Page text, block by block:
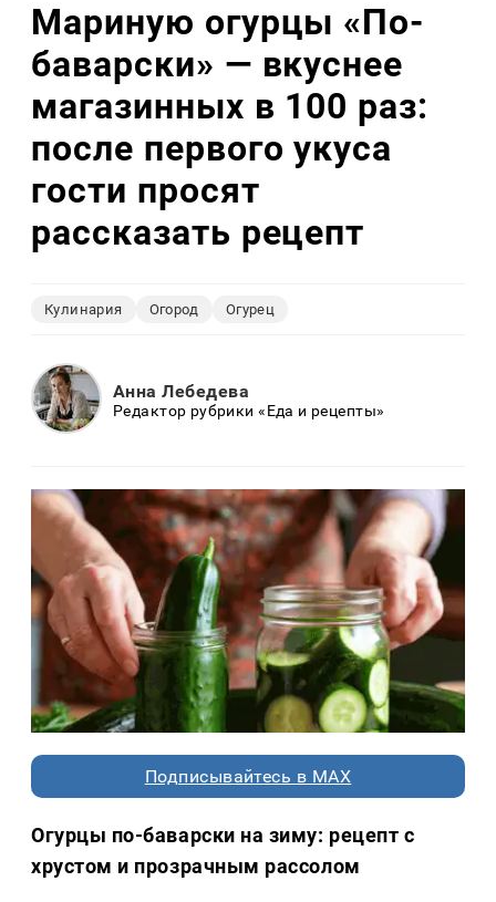
Мариную огурцы «По-
баварски» — вкуснее
магазинных в 100 раз:
после первого укуса
гости просят
рассказать рецепт
Кулинария Огород Огурец
Анна Лебедева
Редактор рубрики «Еда и рецепты»
Подписывайтесь в MAX
Огурцы по-баварски на зиму: рецепт с
хрустом и прозрачным рассолом